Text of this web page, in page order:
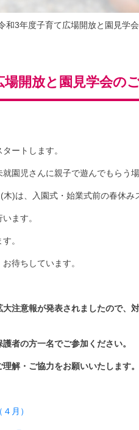
和3年度子育て広場開放と園見学
開放と園見学会の
ートします。
園児さんに親子で遊んでもらう場
)は、入園式・始業式前の春休み
ます。
。
待ちしています。
注意報が発表されましたので、
者の方一名でご参加ください。
解・ご協力をお願いいたします。
月）